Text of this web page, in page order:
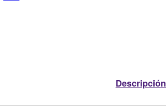
Descripción